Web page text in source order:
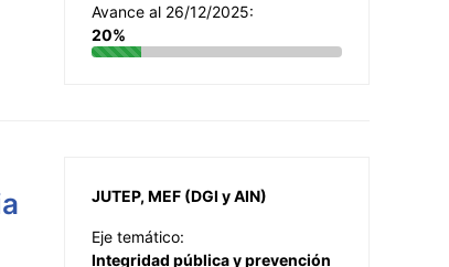
Avance al 26/12/2025:
20%
JUTEP, MEF (DGI y AIN)
Eje temático:
Integridad pública y prevención